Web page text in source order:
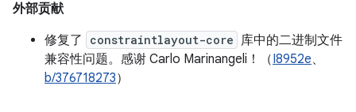
外部贡献
修复了
constraintlayout-core 库中的二进制文件
兼容性问题。感谢 Carlo Marinangeli！（I8952e、
b/376718273）